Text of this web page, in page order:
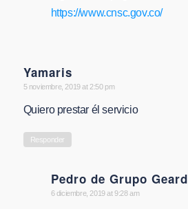
https://www.cnsc.gov.co/
Yamaris
says:
5 noviembre, 2019 at 2:50 pm
Quiero prestar él servicio
Responder
Pedro de Grupo Geard
says:
6 diciembre, 2019 at 9:28 am